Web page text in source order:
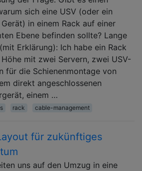
sich eine USV (oder ein
in einem Rack auf einer
Ebene befinden sollte? Lange
Erklärung): Ich habe ein Rack
mit zwei Servern, zwei USV-
für die Schienenmontage von
direkt angeschlossenen
einem …
rack cable-management
für zukünftiges
uns auf den Umzug in eine